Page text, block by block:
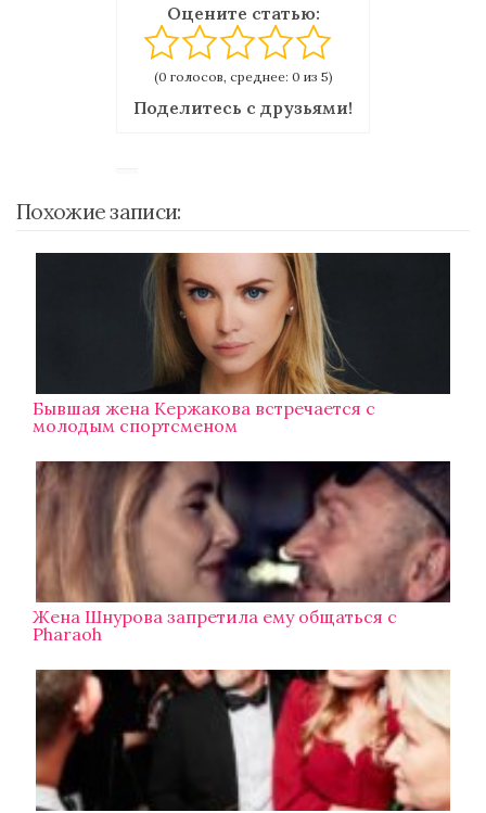
Оцените статью:
(0 голосов, среднее: 0 из 5)
Поделитесь с друзьями!
Похожие записи:
Бывшая жена Кержакова встречается с
молодым спортсменом
Жена Шнурова запретила ему общаться с
Pharaoh